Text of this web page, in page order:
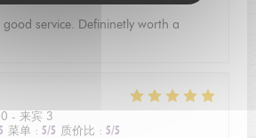
service. Defininetly worth a
- 来宾 3
菜单 : 5/5 质价比 : 5/5